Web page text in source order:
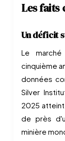
Les faits
Un déficit
Le
cinquième
données
Silver
2025
de près
minière